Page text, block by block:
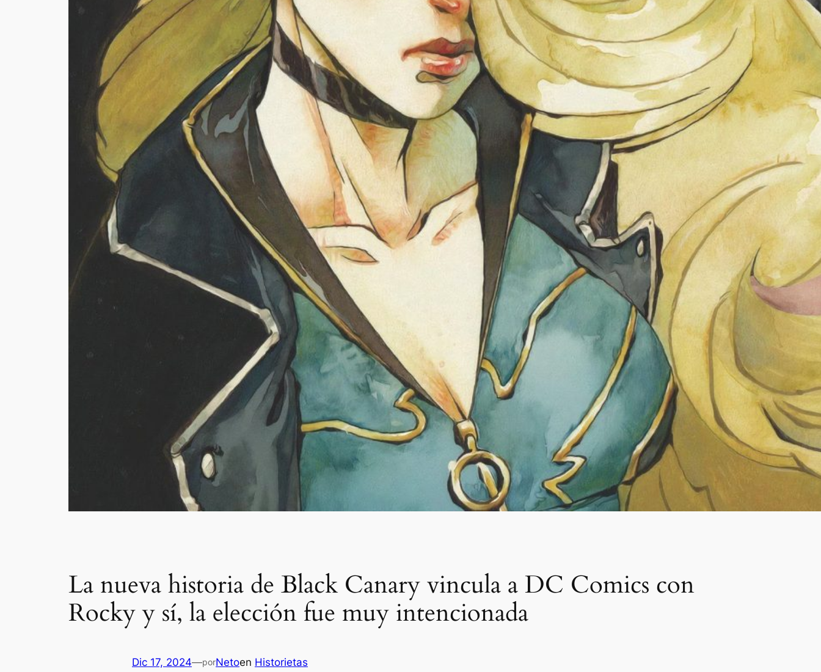
La nueva historia de Black Canary vincula a DC Comics con
Rocky y sí, la elección fue muy intencionada
Dic 17, 2024—porNetoen Historietas